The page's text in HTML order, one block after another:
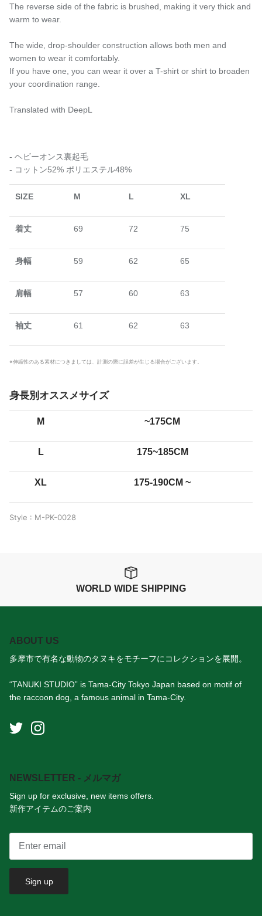
The reverse side of the fabric is brushed, making it very thick and
warm to wear.
The wide, drop-shoulder construction allows both men and
women to wear it comfortably.
If you have one, you can wear it over a T-shirt or shirt to broaden
your coordination range.
Translated with DeepL
- ヘビーオンス裏起毛
- コットン52% ポリエステル48%
SIZE M L XL
着丈 69 72 75
身幅 59 62 65
肩幅 57 60 63
袖丈 61 62 63
※伸縮性のある素材につきましては、計測の際に誤差が生じる場合がございます。
身長別オススメサイズ
M ~175CM
L 175~185CM
XL 175-190CM ~
Style : M-PK-0028
WORLD WIDE SHIPPING
ABOUT US
多摩市で有名な動物のタヌキをモチーフにコレクションを展開。
“TANUKI STUDIO” is Tama-City Tokyo Japan based on motif of
the raccoon dog, a famous animal in Tama-City.
NEWSLETTER - メルマガ
Sign up for exclusive, new items offers.
新作アイテムのご案内
Sign up